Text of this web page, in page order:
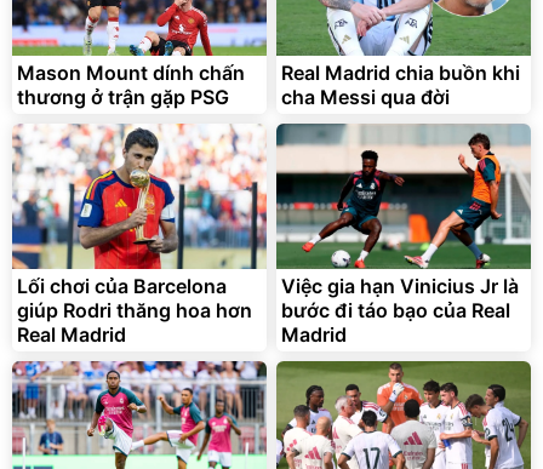
Mason Mount dính chấn
thương ở trận gặp PSG
Real Madrid chia buồn khi
cha Messi qua đời
Lối chơi của Barcelona
giúp Rodri thăng hoa hơn
Real Madrid
Việc gia hạn Vinicius Jr là
bước đi táo bạo của Real
Madrid